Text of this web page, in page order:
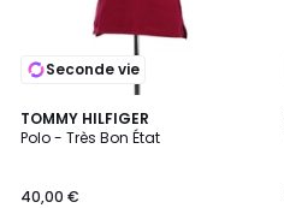
Seconde vie
TOMMY HILFIGER
Polo - Très Bon État
40,00 €